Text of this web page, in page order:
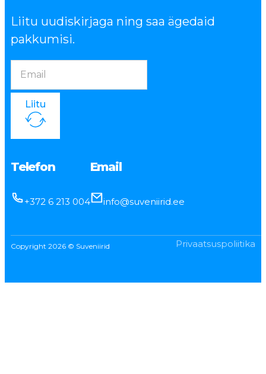
Liitu uudiskirjaga ning saa ägedaid
pakkumisi.
Liitu
Telefon
+372 6 213 004
Email
info@suveniirid.ee
Copyright 2026 © Suveniirid Privaatsuspoliitika